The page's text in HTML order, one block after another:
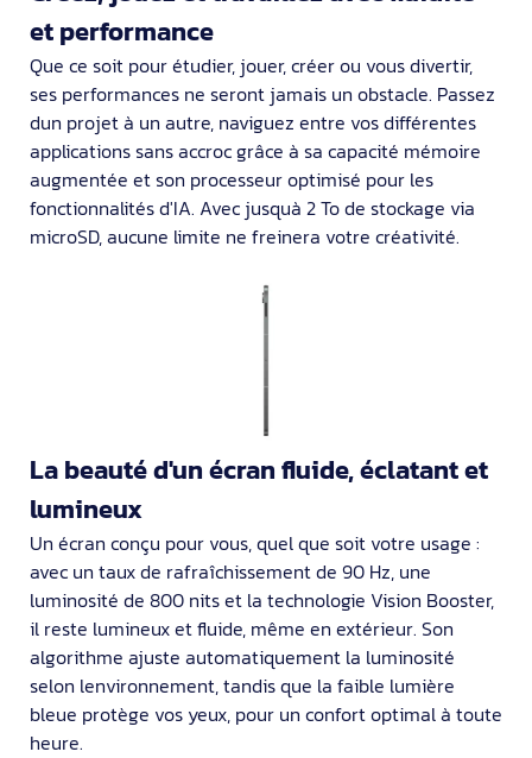
et performance
Que ce soit pour étudier, jouer, créer ou vous divertir,
ses performances ne seront jamais un obstacle. Passez
dun projet à un autre, naviguez entre vos différentes
applications sans accroc grâce à sa capacité mémoire
augmentée et son processeur optimisé pour les
fonctionnalités d'IA. Avec jusquà 2 To de stockage via
microSD, aucune limite ne freinera votre créativité.
La beauté d'un écran fluide, éclatant et
lumineux
Un écran conçu pour vous, quel que soit votre usage :
avec un taux de rafraîchissement de 90 Hz, une
luminosité de 800 nits et la technologie Vision Booster,
il reste lumineux et fluide, même en extérieur. Son
algorithme ajuste automatiquement la luminosité
selon lenvironnement, tandis que la faible lumière
bleue protège vos yeux, pour un confort optimal à toute
heure.